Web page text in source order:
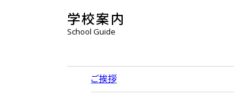
学校案内
School Guide
ご挨拶